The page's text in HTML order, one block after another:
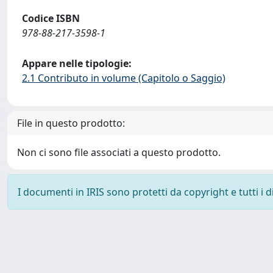
Codice ISBN
978-88-217-3598-1
Appare nelle tipologie:
2.1 Contributo in volume (Capitolo o Saggio)
File in questo prodotto:
Non ci sono file associati a questo prodotto.
I documenti in IRIS sono protetti da copyright e tutti i